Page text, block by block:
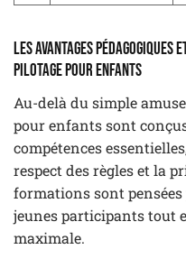
Les avantages
pilotage pour enfants
Au-delà du simple
pour enfants sont
compétences
respect des règles et la
formations sont
jeunes participants tout
maximale.